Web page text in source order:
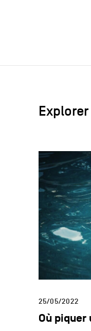
25/05/2022
Où piquer